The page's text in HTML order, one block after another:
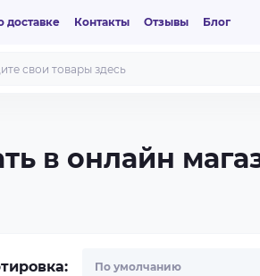
доставке Контакты Отзывы Блог
в онлайн